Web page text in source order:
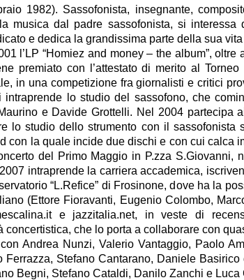
1982). Sassofonista, insegnante,
musica dal padre sassofonista, si interessa
e dedica la grandissima parte della sua
l’LP “Homiez and money – the album”,
premiato con l’attestato di merito al
in una competizione fra giornalisti e critici
intraprende lo studio del sassofono, che
e Davide Grottelli. Nel 2004 partecipa
lo studio dello strumento con il sassofonista
con la quale incide due dischi e con cui calca
del Primo Maggio in P.zza S.Giovanni,
intraprende la carriera accademica,
“L.Refice” di Frosinone, dove ha la
(Ettore Fioravanti, Eugenio Colombo,
e jazzitalia.net, in veste di
concertistica, che lo porta a collaborare con
Andrea Nunzi, Valerio Vantaggio, Paolo
Stefano Cantarano, Daniele
Begni, Stefano Cataldi, Danilo Zanchi e